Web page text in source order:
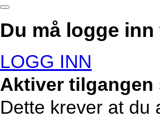
Du må logge
LOGG INN
Aktiver tilgangen
Dette krever at du